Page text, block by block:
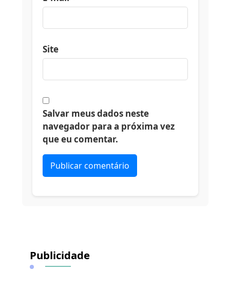
Site
Salvar meus dados neste
navegador para a próxima vez
que eu comentar.
Publicidade